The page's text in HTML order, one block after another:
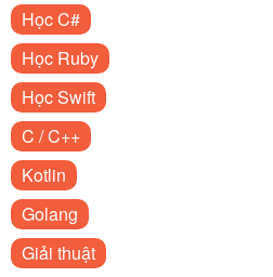
Học C#
Học Ruby
Học Swift
C / C++
Kotlin
Golang
Giải thuật